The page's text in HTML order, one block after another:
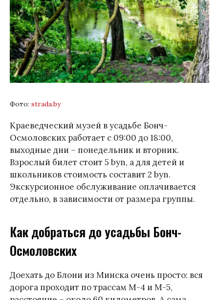
Фото: strada.by
Краеведческий музей в усадьбе Бонч-
Осмоловских работает с 09:00 до 18:00,
выходные дни – понедельник и вторник.
Взрослый билет стоит 5 byn, а для детей и
школьников стоимость составит 2 byn.
Экскурсионное обслуживание оплачивается
отдельно, в зависимости от размера группы.
Как добраться до усадьбы Бонч-
Осмоловских
Доехать до Блони из Минска очень просто: вся
дорога проходит по трассам М-4 и М-5,